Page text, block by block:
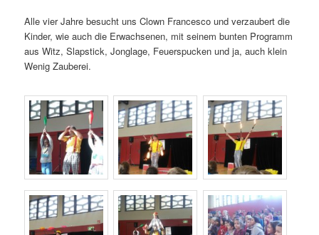
Alle vier Jahre besucht uns Clown Francesco und verzaubert die
Kinder, wie auch die Erwachsenen, mit seinem bunten Programm
aus Witz, Slapstick, Jonglage, Feuerspucken und ja, auch klein
Wenig Zauberei.